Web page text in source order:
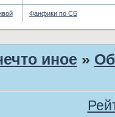
Фанфики по СБ
иное »